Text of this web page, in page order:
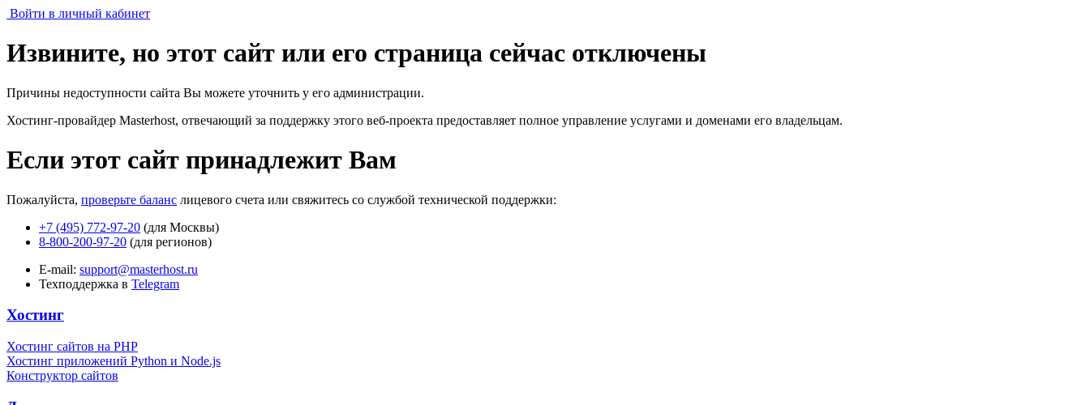
Войти в личный кабинет
Извините, но этот сайт или его страница сейчас отключены
Причины недоступности сайта Вы можете уточнить у его администрации.
Хостинг-провайдер Masterhost, отвечающий за поддержку этого веб-проекта предоставляет полное управление услугами и доменами его владельцам.
Если этот сайт принадлежит Вам
Пожалуйста, проверьте баланс лицевого счета или свяжитесь со службой технической поддержки:
+7 (495) 772-97-20 (для Москвы)
8-800-200-97-20 (для регионов)
E-mail: support@masterhost.ru
Техподдержка в Telegram
Хостинг
Хостинг сайтов на PHP
Хостинг приложений Python и Node.js
Конструктор сайтов